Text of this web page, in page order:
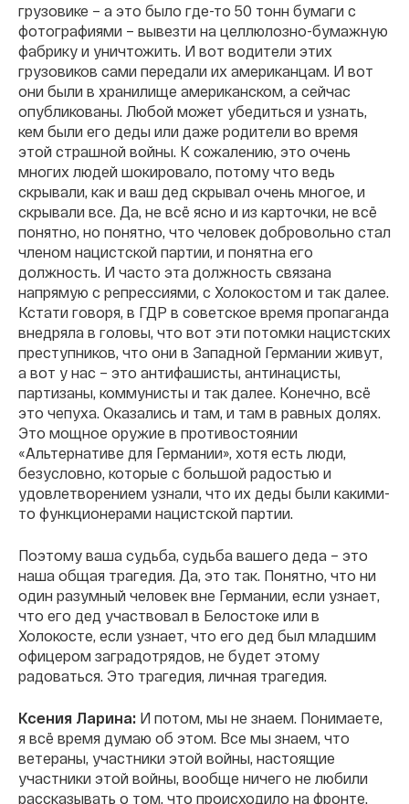
грузовике – а это было где-то 50 тонн бумаги с
фотографиями – вывезти на целлюлозно-бумажную
фабрику и уничтожить. И вот водители этих
грузовиков сами передали их американцам. И вот
они были в хранилище американском, а сейчас
опубликованы. Любой может убедиться и узнать,
кем были его деды или даже родители во время
этой страшной войны. К сожалению, это очень
многих людей шокировало, потому что ведь
скрывали, как и ваш дед скрывал очень многое, и
скрывали все. Да, не всё ясно и из карточки, не всё
понятно, но понятно, что человек добровольно стал
членом нацистской партии, и понятна его
должность. И часто эта должность связана
напрямую с репрессиями, с Холокостом и так далее.
Кстати говоря, в ГДР в советское время пропаганда
внедряла в головы, что вот эти потомки нацистских
преступников, что они в Западной Германии живут,
а вот у нас – это антифашисты, антинацисты,
партизаны, коммунисты и так далее. Конечно, всё
это чепуха. Оказались и там, и там в равных долях.
Это мощное оружие в противостоянии
«Альтернативе для Германии», хотя есть люди,
безусловно, которые с большой радостью и
удовлетворением узнали, что их деды были какими-
то функционерами нацистской партии.
Поэтому ваша судьба, судьба вашего деда – это
наша общая трагедия. Да, это так. Понятно, что ни
один разумный человек вне Германии, если узнает,
что его дед участвовал в Белостоке или в
Холокосте, если узнает, что его дед был младшим
офицером заградотрядов, не будет этому
радоваться. Это трагедия, личная трагедия.
Ксения Ларина: И потом, мы не знаем. Понимаете,
я всё время думаю об этом. Все мы знаем, что
ветераны, участники этой войны, настоящие
участники этой войны, вообще ничего не любили
рассказывать о том, что происходило на фронте.